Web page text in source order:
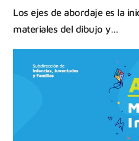
Los ejes de abordaje es la
materiales del dibujo y…